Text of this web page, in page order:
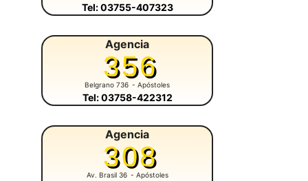
Tel: 03755-407323
Agencia
356
Belgrano 736 - Apóstoles
Tel: 03758-422312
Agencia
308
Av. Brasil 36 - Apóstoles